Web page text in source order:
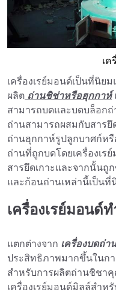
เค
เครื่องเรย์มอนด์เป็นที่นิย
ผลิต ถ่านชิช่าหรือฮุกกาห์
สามารถบดและบดบล็อกถ่
ถ่านสามารถผสมกับสารยึ
ถ่านฮุกกาห์รูปลูกบาศก์ห
ถ่านที่ถูกบดโดยเครื่องเร
สารยึดเกาะและจากนั้นถู
และก้อนถ่านเหล่านี้เป็นที่
เครื่องเรย์มอนด์
แตกต่างจาก เครื่องบดถ่า
ประสิทธิภาพมากขึ้นในก
สำหรับการผลิตถ่านชิชา
เครื่องเรย์มอนด์มิลล์สำห